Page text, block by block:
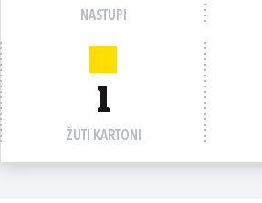
NASTUPI
1
ŽUTI KARTONI